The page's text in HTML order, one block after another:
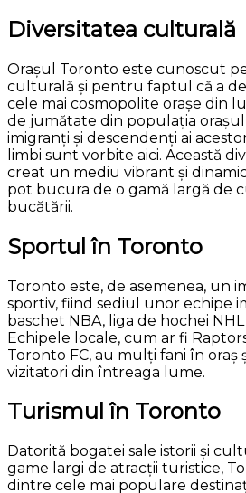
Diversitatea culturală
Orașul Toronto este cunoscut
culturală și pentru faptul că a
cele mai cosmopolite orașe din
de jumătate din populația
imigranți și descendenți ai
limbi sunt vorbite aici. Această
creat un mediu vibrant și
pot bucura de o gamă largă de
bucătării.
Sportul în Toronto
Toronto este, de asemenea, un
sportiv, fiind sediul unor echipe
baschet NBA, liga de hochei
Echipele locale, cum ar fi
Toronto FC, au mulți fani în oraș
vizitatori din întreaga lume.
Turismul în Toronto
Datorită bogatei sale istorii și
game largi de atracții turistice,
dintre cele mai populare